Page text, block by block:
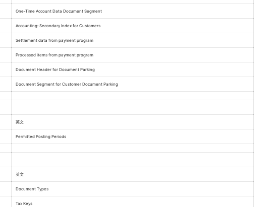
One-Time Account Data Document Segment
Accounting: Secondary Index for Customers
Settlement data from payment program
Processed items from payment program
Document Header for Document Parking
Document Segment for Customer Document Parking
英文
Permitted Posting Periods
英文
Document Types
Tax Keys